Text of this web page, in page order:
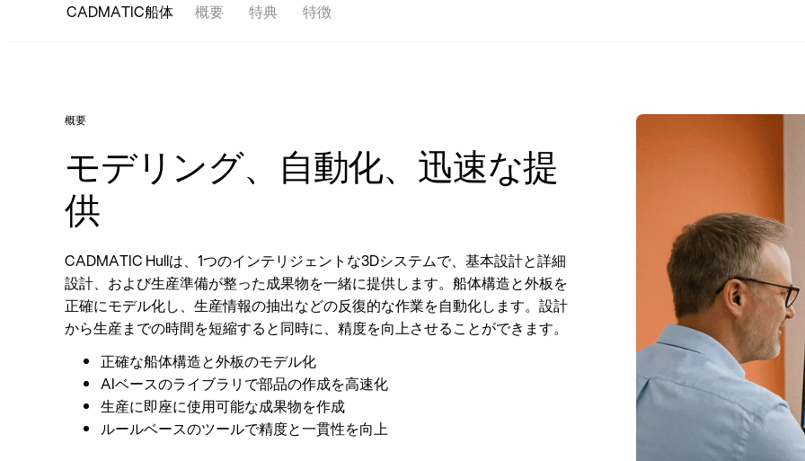
CADMATIC船体 概要 特典 特徴
概要
モデリング、自動化、迅速な提
供
CADMATIC Hullは、1つのインテリジェントな3Dシステムで、基本設計と詳細
設計、および生産準備が整った成果物を一緒に提供します。船体構造と外板を
正確にモデル化し、生産情報の抽出などの反復的な作業を自動化します。設計
から生産までの時間を短縮すると同時に、精度を向上させることができます。
正確な船体構造と外板のモデル化
AIベースのライブラリで部品の作成を高速化
生産に即座に使用可能な成果物を作成
ルールベースのツールで精度と一貫性を向上